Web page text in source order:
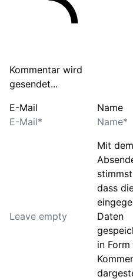
Kommentar wird
gesendet...
E-Mail Name
Mit dem
dass
Daten
in Form